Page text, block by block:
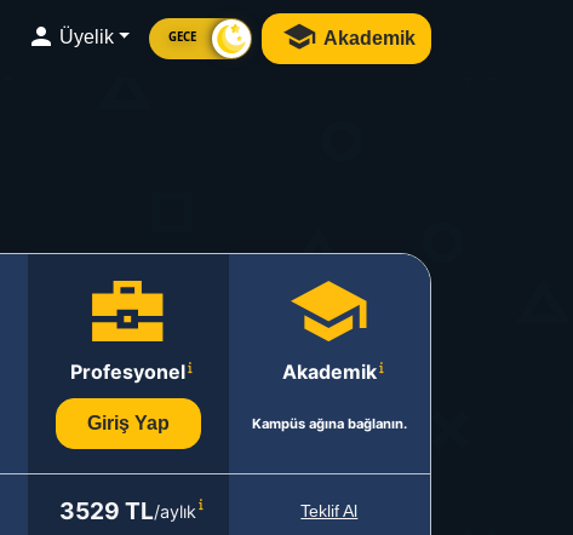
Üyelik GECE Akademik
Profesyonel
Giriş Yap
Akademik
Kampüs ağına bağlanın.
3529 TL/aylık Teklif Al